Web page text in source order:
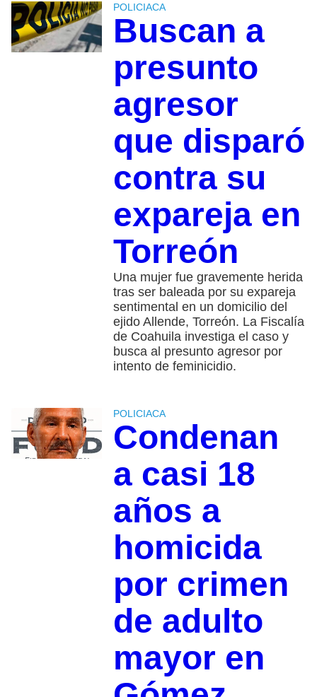
POLICIACA
Buscan a
presunto
agresor
que disparó
contra su
expareja en
Torreón
Una mujer fue gravemente herida
tras ser baleada por su expareja
sentimental en un domicilio del
ejido Allende, Torreón. La Fiscalía
de Coahuila investiga el caso y
busca al presunto agresor por
intento de feminicidio.
POLICIACA
Condenan
a casi 18
años a
homicida
por crimen
de adulto
mayor en